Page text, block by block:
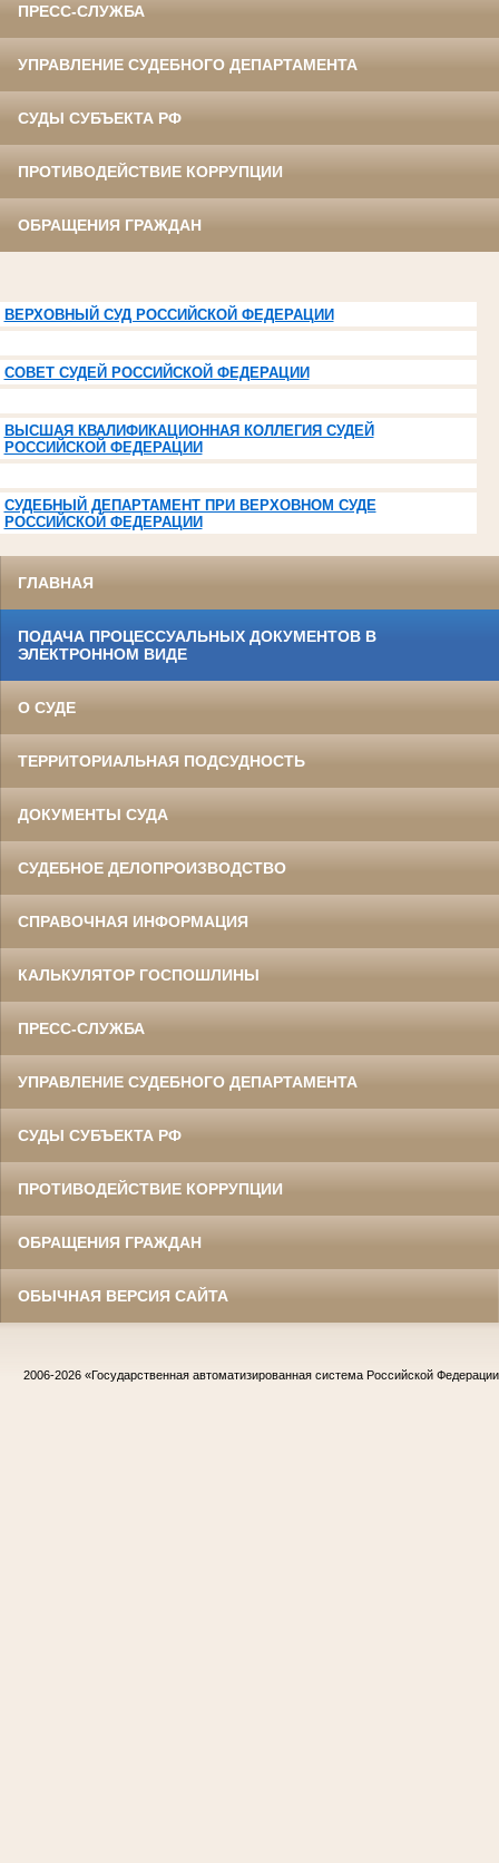
ПРЕСС-СЛУЖБА
УПРАВЛЕНИЕ СУДЕБНОГО ДЕПАРТАМЕНТА
СУДЫ СУБЪЕКТА РФ
ПРОТИВОДЕЙСТВИЕ КОРРУПЦИИ
ОБРАЩЕНИЯ ГРАЖДАН
ВЕРХОВНЫЙ СУД РОССИЙСКОЙ ФЕДЕРАЦИИ
СОВЕТ СУДЕЙ РОССИЙСКОЙ ФЕДЕРАЦИИ
ВЫСШАЯ КВАЛИФИКАЦИОННАЯ КОЛЛЕГИЯ СУДЕЙ
РОССИЙСКОЙ ФЕДЕРАЦИИ
СУДЕБНЫЙ ДЕПАРТАМЕНТ ПРИ ВЕРХОВНОМ СУДЕ
РОССИЙСКОЙ ФЕДЕРАЦИИ
ГЛАВНАЯ
ПОДАЧА ПРОЦЕССУАЛЬНЫХ ДОКУМЕНТОВ В
ЭЛЕКТРОННОМ ВИДЕ
О СУДЕ
ТЕРРИТОРИАЛЬНАЯ ПОДСУДНОСТЬ
ДОКУМЕНТЫ СУДА
СУДЕБНОЕ ДЕЛОПРОИЗВОДСТВО
СПРАВОЧНАЯ ИНФОРМАЦИЯ
КАЛЬКУЛЯТОР ГОСПОШЛИНЫ
ПРЕСС-СЛУЖБА
УПРАВЛЕНИЕ СУДЕБНОГО ДЕПАРТАМЕНТА
СУДЫ СУБЪЕКТА РФ
ПРОТИВОДЕЙСТВИЕ КОРРУПЦИИ
ОБРАЩЕНИЯ ГРАЖДАН
ОБЫЧНАЯ ВЕРСИЯ САЙТА
2006-2026 «Государственная автоматизированная система Российской